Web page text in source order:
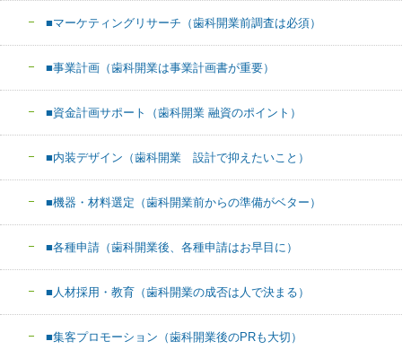
■マーケティングリサーチ（歯科開業前調査は必須）
■事業計画（歯科開業は事業計画書が重要）
■資金計画サポート（歯科開業 融資のポイント）
■内装デザイン（歯科開業 設計で抑えたいこと）
■機器・材料選定（歯科開業前からの準備がベター）
■各種申請（歯科開業後、各種申請はお早目に）
■人材採用・教育（歯科開業の成否は人で決まる）
■集客プロモーション（歯科開業後のPRも大切）